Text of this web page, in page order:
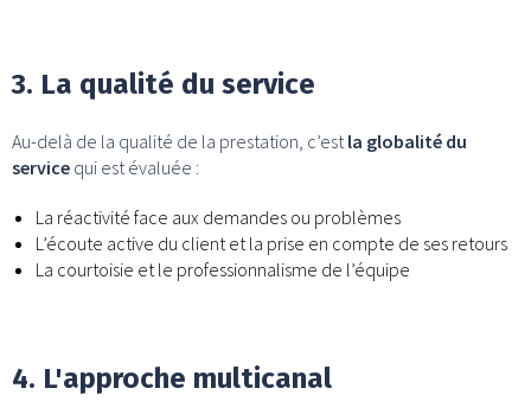
3. La qualité du service
Au-delà de la qualité de la prestation, c’estla globalité du
service qui est évaluée :
La réactivité face aux demandes ou problèmes
L’écoute active du client et la prise en compte de ses retours
La courtoisie et le professionnalisme de l’équipe
4. L'approche multicanal